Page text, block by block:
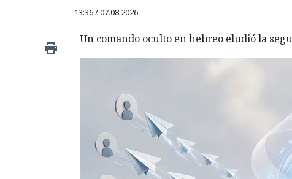
13:36 / 07.08.2026
Un comando oculto en hebreo eludió la